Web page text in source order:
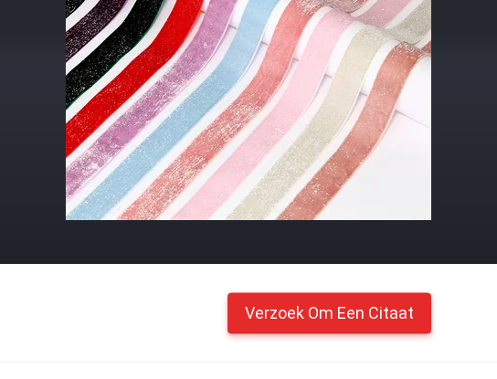
Verzoek Om Een Citaat